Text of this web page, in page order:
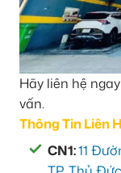
Hãy liên hệ
vấn.
Thông Tin Liên
CN1:11